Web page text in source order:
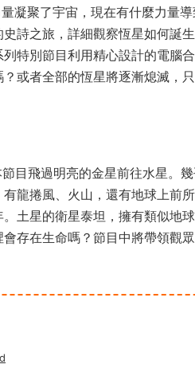
聚了宇宙，現在有什麼力量導
詩之旅，詳細觀察恆星如何誕生
特別節目利用精心設計的電腦
或者全部的恆星將逐漸熄滅，
飛過明亮的金星前往水星。幾
龍捲風、火山，還有地球上前
土星的衛星泰坦，擁有類似地
存在生命嗎？節目中將帶領觀